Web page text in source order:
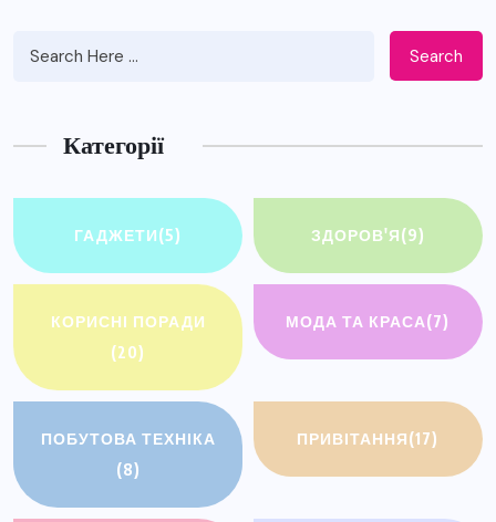
Search
Категорії
ГАДЖЕТИ(5) ЗДОРОВ'Я(9)
КОРИСНІ ПОРАДИ
(20)
МОДА ТА КРАСА(7)
ПОБУТОВА ТЕХНІКА
(8)
ПРИВІТАННЯ(17)